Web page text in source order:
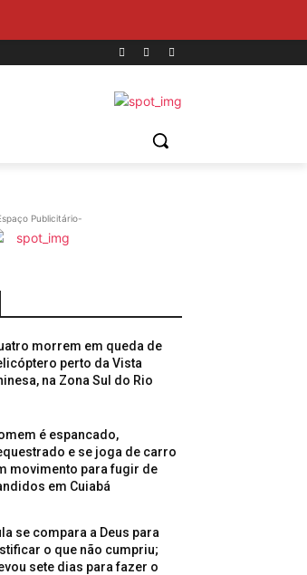
Publicitário-
morrem em queda de
perto da Vista
na Zona Sul do Rio
é espancado,
e se joga de carro
movimento para fugir de
em Cuiabá
se compara a Deus para
o que não cumpriu;
sete dias para fazer o